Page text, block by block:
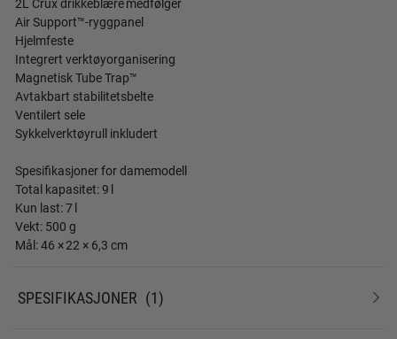
Air Support™-ryggpanel
Hjelmfeste
Integrert verktøyorganisering
Magnetisk Tube Trap™
Avtakbart stabilitetsbelte
Ventilert sele
Sykkelverktøyrull inkludert
Spesifikasjoner for damemodell
Total kapasitet: 9 l
Kun last: 7 l
Vekt: 500 g
Mål: 46 × 22 × 6,3 cm
SPESIFIKASJONER 1